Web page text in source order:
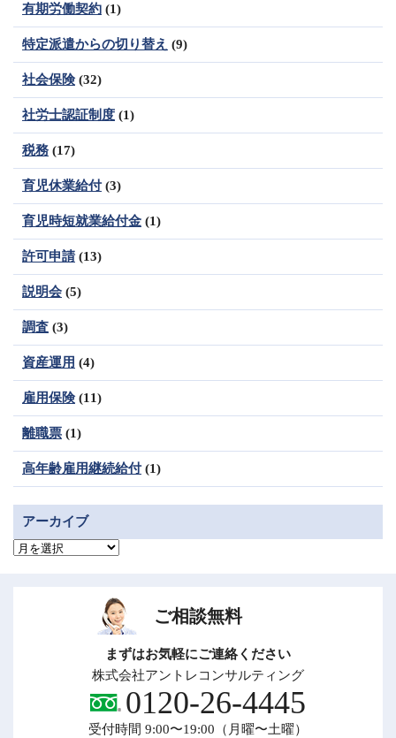
有期労働契約 (1)
特定派遣からの切り替え (9)
社会保険(32)
社労士認証制度 (1)
税務 (17)
育児休業給付(3)
育児時短就業給付金 (1)
許可申請 (13)
説明会 (5)
調査 (3)
資産運用 (4)
雇用保険(11)
離職票 (1)
高年齢雇用継続給付(1)
アーカイブ
ア
ご相談無料
まずはお気軽にご連絡ください
株式会社アントレコンサルティング
0120-26-4445
受付時間 9:00〜19:00（月曜〜土曜）